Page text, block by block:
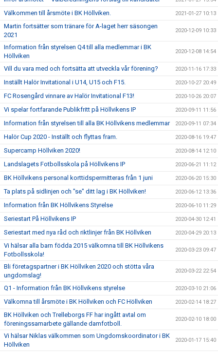
Välkommen till årsmöte i BK Höllviken. 2021-01-27 10:13
Martin fortsätter som tränare för A-laget herr säsongen
2021
2020-12-09 10:33
Information från styrelsen Q4 till alla medlemmar i BK
Höllviken
2020-12-08 14:54
Vill du vara med och fortsätta att utveckla vår förening? 2020-11-16 17:33
Inställt Halör Invitational i U14, U15 och F15. 2020-10-27 20:49
FC Rosengård vinnare av Halör Invitational F13! 2020-10-26 20:07
Vi spelar fortfarande Publikfritt på Höllvikens IP 2020-09-11 11:56
Information från styrelsen till alla BK Höllvikens medlemmar 2020-09-11 07:34
Halör Cup 2020 - Inställt och flyttas fram. 2020-08-16 19:47
Supercamp Höllviken 2020! 2020-08-14 12:10
Landslagets Fotbollsskola på Höllvikens IP 2020-06-21 11:12
BK Höllvikens personal korttidspermitteras från 1 juni 2020-06-20 15:30
Ta plats på sidlinjen och "se" ditt lag i BK Höllviken! 2020-06-12 13:36
Information från BK Höllvikens Styrelse 2020-06-10 11:29
Seriestart På Höllvikens IP 2020-04-30 12:41
Seriestart med nya råd och riktlinjer från BK Höllviken 2020-04-29 20:13
Vi hälsar alla barn födda 2015 välkomna till BK Höllvikens
Fotbollsskola!
2020-03-23 09:47
Bli företagspartner i BK Höllviken 2020 och stötta våra
ungdomslag!
2020-03-22 22:54
Q1 - Information från BK Höllvikens styrelse 2020-03-10 21:06
Välkomna till årsmöte i BK Höllviken och FC Höllviken 2020-02-14 18:27
BK Höllviken och Trelleborgs FF har ingått avtal om
föreningssamarbete gällande damfotboll.
2020-02-10 18:00
Vi hälsar Niklas välkommen som Ungdomskoordinator i BK
Höllviken
2020-01-17 15:40